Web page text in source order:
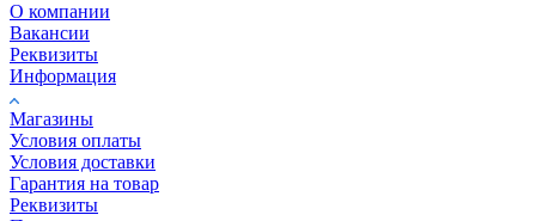
О компании
Вакансии
Реквизиты
Информация
Магазины
Условия оплаты
Условия доставки
Гарантия на товар
Реквизиты